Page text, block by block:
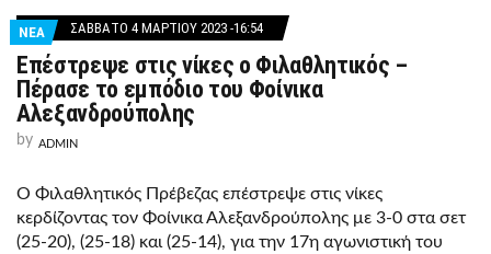
ΝΕΑ ΣΆΒΒΑΤΟ 4 ΜΑΡΤΊΟΥ 2023 -16:54
Επέστρεψε στις νίκες ο Φιλαθλητικός –
Πέρασε το εμπόδιο του Φοίνικα
Αλεξανδρούπολης
by ADMIN
Ο Φιλαθλητικός Πρέβεζας επέστρεψε στις νίκες
κερδίζοντας τον Φοίνικα Αλεξανδρούπολης με 3-0 στα σετ
(25-20), (25-18) και (25-14), για την 17η αγωνιστική του